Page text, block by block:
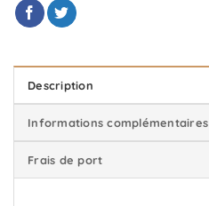
Description
Informations complémentaires
Frais de port